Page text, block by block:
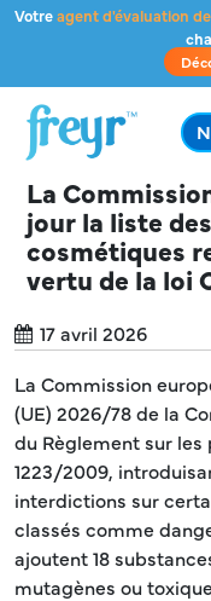
Passer au contenu
Votreagent d'évaluation
.
La
jour la liste
cosmétiques
vertu de la loi
17 avril 2026
La Commission
(UE) 2026/78 de la
du Règlement sur les
1223/2009,
interdictions sur
classés comme
ajoutent 18
mutagènes ou